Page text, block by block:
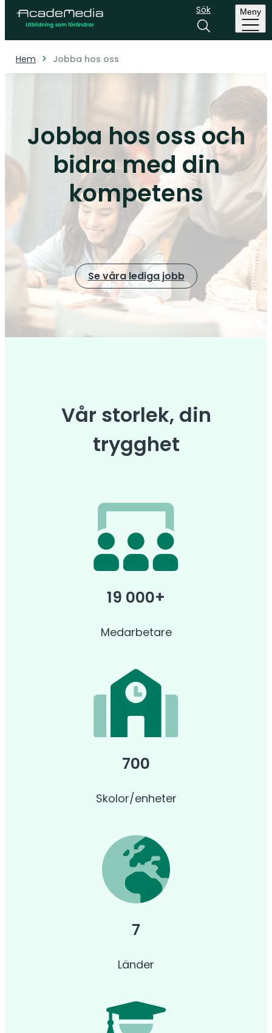
Sök Meny
Hem Jobba hos oss
Jobba hos oss och
bidra med din
kompetens
Se våra lediga jobb
Vår storlek, din
trygghet
19 000+
Medarbetare
700
Skolor/enheter
7
Länder